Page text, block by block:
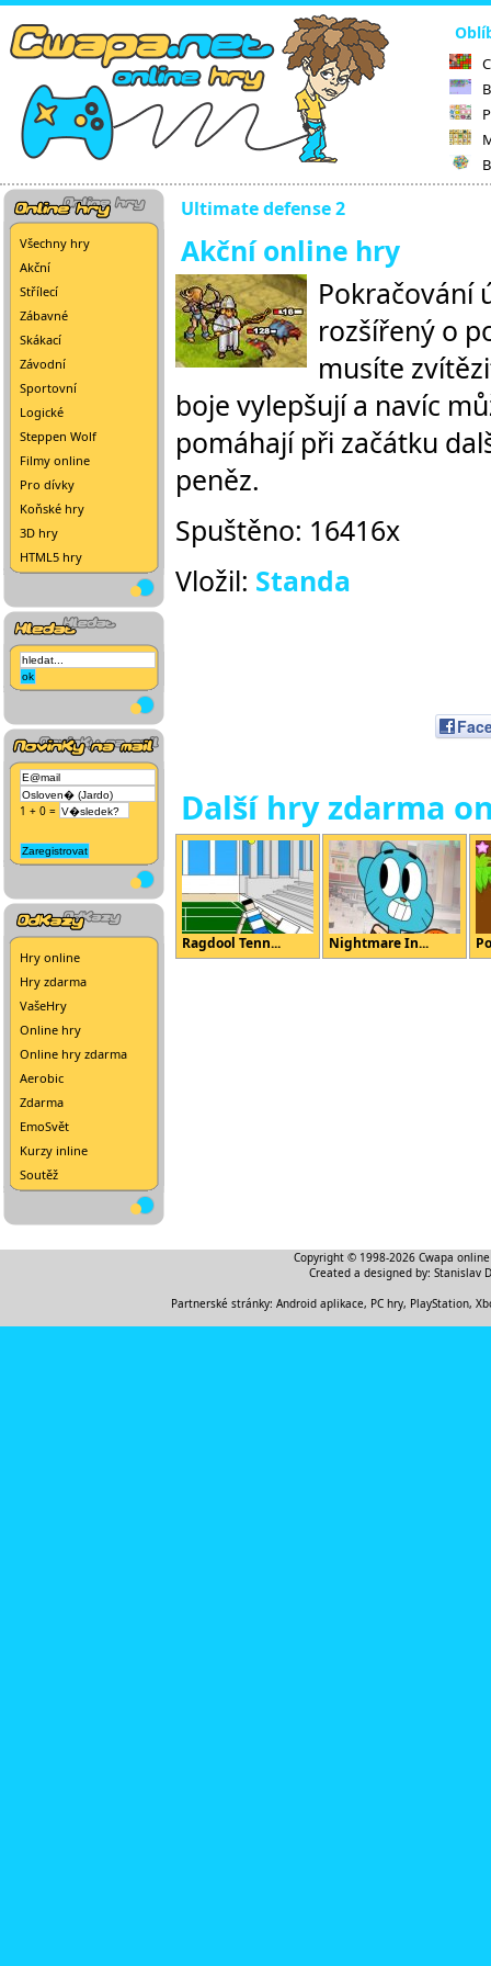
Všechny hry
Akční
Střílecí
Zábavné
Skákací
Závodní
Sportovní
Logické
Steppen Wolf
Filmy online
Pro dívky
Koňské hry
3D hry
HTML5 hry
1 + 0 =
Hry online
Hry zdarma
VašeHry
Online hry
Online hry zdarma
Aerobic
Zdarma
EmoSvět
Kurzy inline
Soutěž
Ultimate defense 2
Akční online hry
Pokračování
rozšířený o
musíte
boje vylepšují a navíc
pomáhají při začátku
peněz.
Spuštěno: 16416x
Vložil: Standa
Další hry zdarma
Ragdool Tenn... Nightmare In...
Copyright © 1998-2026 Cwapa
Created a designed by: Stanislav
Partnerské stránky: Android aplikace, PC hry, PlayStation,